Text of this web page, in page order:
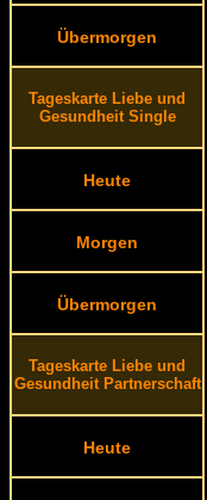
Übermorgen
Tageskarte Liebe und
Gesundheit Single
Heute
Morgen
Übermorgen
Tageskarte Liebe und
Gesundheit Partnerschaft
Heute